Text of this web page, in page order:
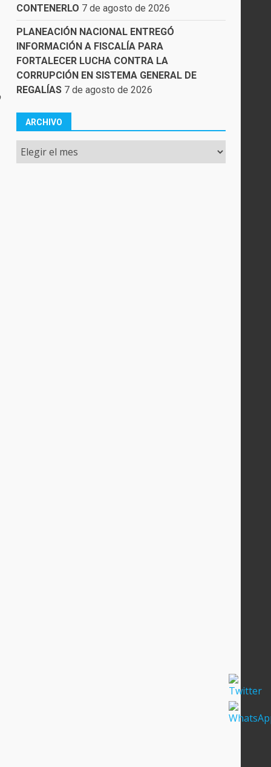
CONTENERLO 7 de agosto de 2026
PLANEACIÓN NACIONAL ENTREGÓ
INFORMACIÓN A FISCALÍA PARA
FORTALECER LUCHA CONTRA LA
CORRUPCIÓN EN SISTEMA GENERAL DE
REGALÍAS 7 de agosto de 2026
ARCHIVO
Archivo